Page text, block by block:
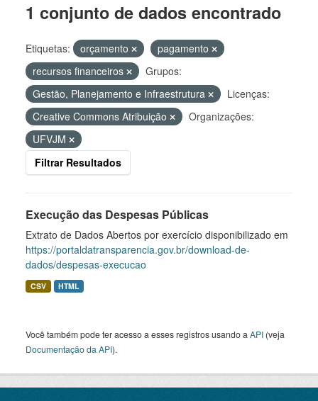
1 conjunto de dados encontrado
Etiquetas: orçamento
pagamento
recursos financeiros
Grupos:
Gestão, Planejamento e Infraestrutura
Licenças:
Creative Commons Atribuição
Organizações:
UFVJM
Filtrar Resultados
Execução das Despesas Públicas
Extrato de Dados Abertos por exercício disponibilizado em
https://portaldatransparencia.gov.br/download-de-
dados/despesas-execucao
CSV HTML
Você também pode ter acesso a esses registros usando a API (veja
Documentação da API).